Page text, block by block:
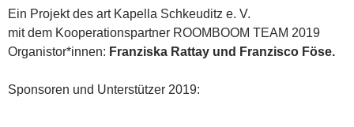
Ein Projekt des art Kapella Schkeuditz e. V.
mit dem Kooperationspartner ROOMBOOM TEAM 2019
Organistor*innen: Franziska Rattay und Franzisco Föse.
Sponsoren und Unterstützer 2019: